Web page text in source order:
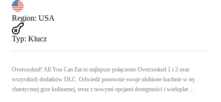
Region: USA
Typ: Klucz
Overcooked! All You Can Eat to najlepsze połączenie Overcooked 1 i 2 oraz
wszystkich dodatków DLC. Odwiedź ponownie swoje ulubione kuchnie w tej
chaotycznej grze kulinarnej, teraz z nowymi opcjami dostępności i wieloplat ...